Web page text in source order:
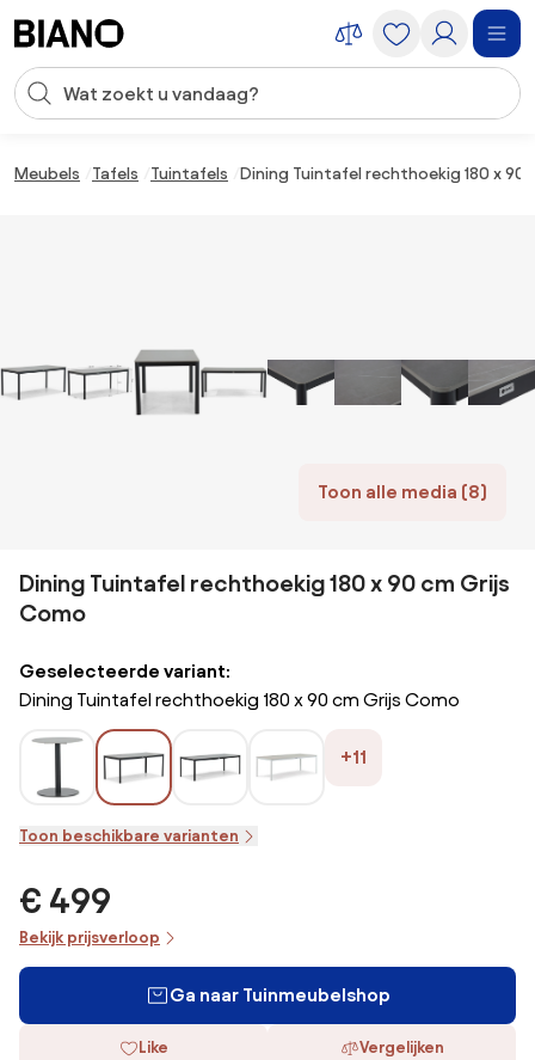
Zoekopdracht invoeren
Meubels Tafels Tuintafels Dining Tuintafel rechthoekig 180 x 90
Toon alle media (8)
Dining Tuintafel rechthoekig 180 x 90 cm Grijs
Como
Geselecteerde variant:
Dining Tuintafel rechthoekig 180 x 90 cm Grijs Como
+11
Toon beschikbare varianten
€ 499
Bekijk prijsverloop
Ga naar Tuinmeubelshop
Like Vergelijken